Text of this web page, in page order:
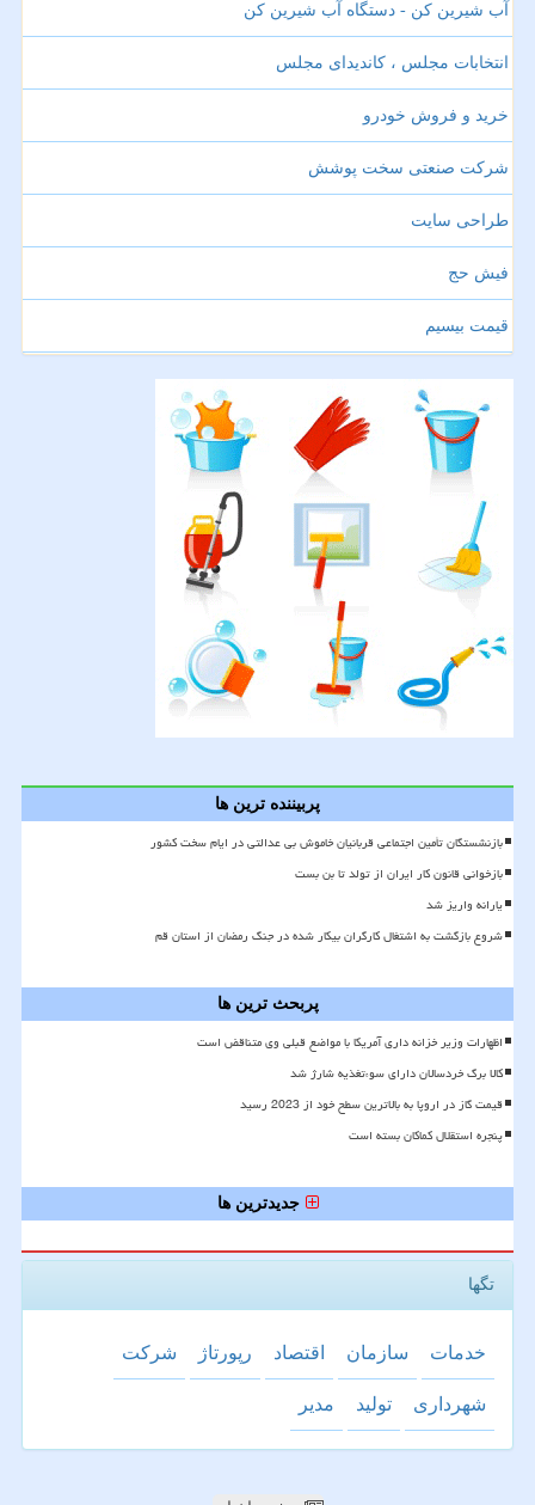
آب شیرین کن - دستگاه آب شیرین کن
انتخابات مجلس ، کاندیدای مجلس
خرید و فروش خودرو
شرکت صنعتی سخت پوشش
طراحی سایت
فیش حج
قیمت بیسیم
پربیننده ترین ها
بازنشستگان تأمین اجتماعی قربانیان خاموش بی عدالتی در ایام سخت کشور
بازخوانی قانون کار ایران از تولد تا بن بست
یارانه واریز شد
شروع بازگشت به اشتغال کارگران بیکار شده در جنگ رمضان از استان قم
پربحث ترین ها
اظهارات وزیر خزانه داری آمریکا با مواضع قبلی وی متناقض است
کالا برگ خردسالان دارای سوءتغذیه شارژ شد
قیمت گاز در اروپا به بالاترین سطح خود از 2023 رسید
پنجره استقلال کماکان بسته است
جدیدترین ها
تگها
خدمات سازمان اقتصاد رپورتاژ شركت
شهرداری تولید مدیر